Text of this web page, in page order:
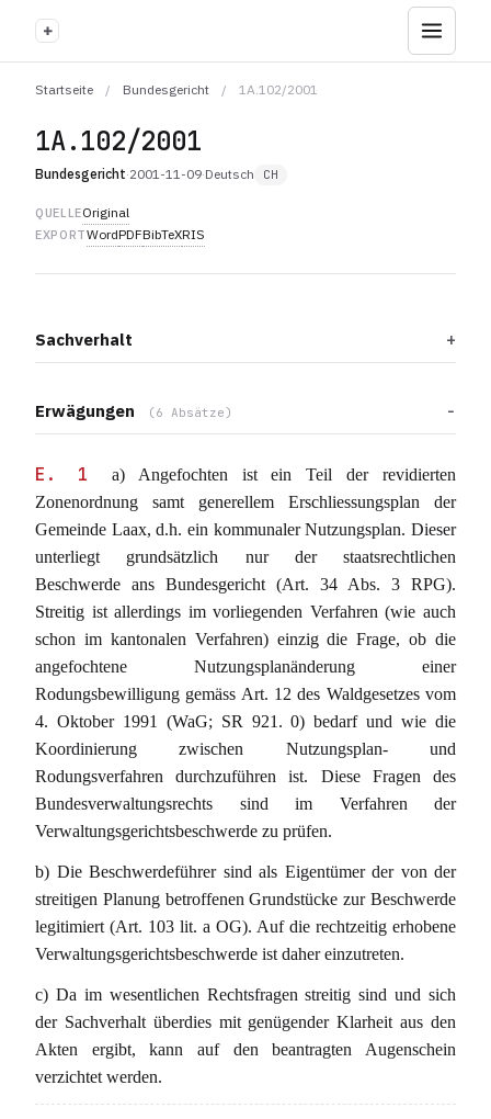
+
Startseite / Bundesgericht / 1A.102/2001
1A.102/2001
Bundesgericht·2001-11-09·Deutsch CH
QUELLEOriginal
EXPORTWordPDFBibTeXRIS
Sachverhalt
Erwägungen (6 Absätze)
E. 1
a) Angefochten ist ein Teil der revidierten
Zonenordnung samt generellem Erschliessungsplan der
Gemeinde Laax, d.h. ein kommunaler Nutzungsplan. Dieser
unterliegt grundsätzlich nur der staatsrechtlichen
Beschwerde ans Bundesgericht (Art. 34 Abs. 3 RPG).
Streitig ist allerdings im vorliegenden Verfahren (wie auch
schon im kantonalen Verfahren) einzig die Frage, ob die
angefochtene Nutzungsplanänderung einer
Rodungsbewilligung gemäss Art. 12 des Waldgesetzes vom
4. Oktober 1991 (WaG; SR 921. 0) bedarf und wie die
Koordinierung zwischen Nutzungsplan- und
Rodungsverfahren durchzuführen ist. Diese Fragen des
Bundesverwaltungsrechts sind im Verfahren der
Verwaltungsgerichtsbeschwerde zu prüfen.
b) Die Beschwerdeführer sind als Eigentümer der von der
streitigen Planung betroffenen Grundstücke zur Beschwerde
legitimiert (Art. 103 lit. a OG). Auf die rechtzeitig erhobene
Verwaltungsgerichtsbeschwerde ist daher einzutreten.
c) Da im wesentlichen Rechtsfragen streitig sind und sich
der Sachverhalt überdies mit genügender Klarheit aus den
Akten ergibt, kann auf den beantragten Augenschein
verzichtet werden.